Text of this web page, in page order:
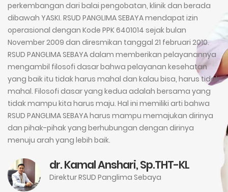
perkembangan dari balai pengobatan, klinik dan berada
dibawah YASKI. RSUD PANGLIMA SEBAYA mendapat izin
operasional dengan Kode PPK 6401014 sejak bulan
November 2009 dan diresmikan tanggal 21 februari 2010.
RSUD PANGLIMA SEBAYA dalam memberikan pelayanannya
mengambil filosofi dasar bahwa pelayanan kesehatan
yang baik itu tidak harus mahal dan kalau bisa, harus tidak
mahal. Filosofi dasar yang kedua adalah bersama yang
tidak mampu kita harus maju. Hal ini memiliki arti bahwa
RSUD PANGLIMA SEBAYA harus mampu memajukan dirinya
dan pihak-pihak yang berhubungan dengan dirinya
menuju arah yang lebih baik.
dr. Kamal Anshari, Sp.THT-KL
Direktur RSUD Panglima Sebaya